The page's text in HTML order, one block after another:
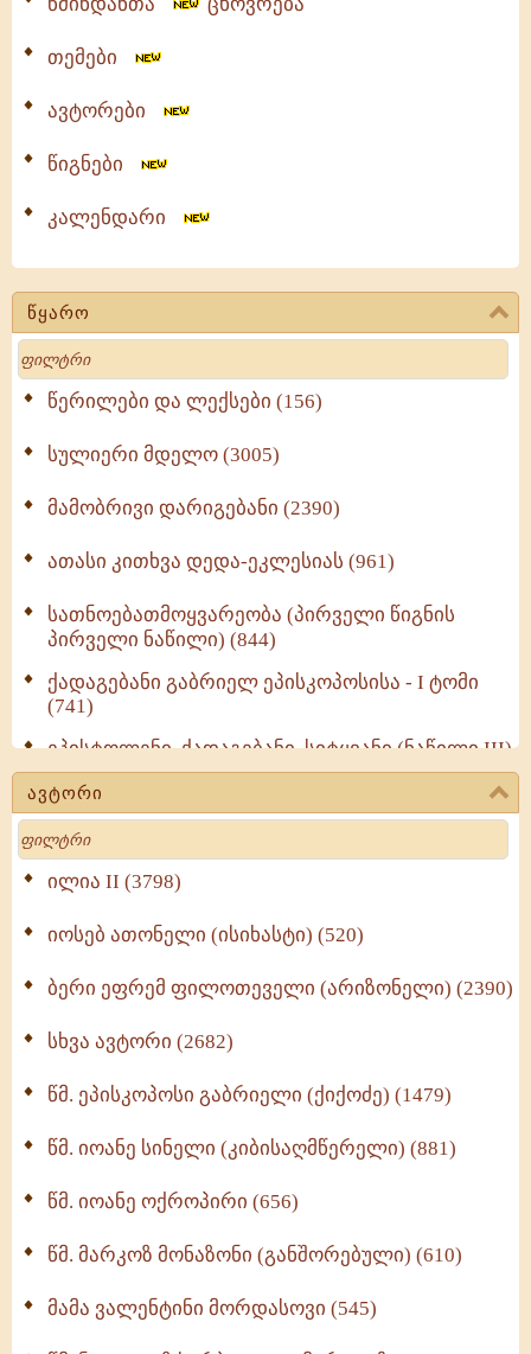
თემები
ავტორები
წიგნები
კალენდარი
წყარო
Search
წერილები და ლექსები (156)
სულიერი მდელო (3005)
მამობრივი დარიგებანი (2390)
ათასი კითხვა დედა-ეკლესიას (961)
სათნოებათმოყვარეობა (პირველი წიგნის
პირველი ნაწილი) (844)
ქადაგებანი გაბრიელ ეპისკოპოსისა - I ტომი
(741)
ეპისტოლენი, ქადაგებანი, სიტყვანი (ნაწილი III)
(723)
მოძღვრის ძალზე სასარგებლო რჩევები
მრევლისათვის (545)
Wisdomge (514)
ქადაგებანი გაბრიელ ეპისკოპოსისა - II ტომი
სულიერი ცხოვრების სახელმძღვანელო -
ნაწილი II (369)
ავტორი
Search
ილია II (3798)
იოსებ ათონელი (ისიხასტი) (520)
ბერი ეფრემ ფილოთეველი (არიზონელი) (2390)
სხვა ავტორი (2682)
წმ. ეპისკოპოსი გაბრიელი (ქიქოძე) (1479)
წმ. იოანე სინელი (კიბისაღმწერელი) (881)
წმ. იოანე ოქროპირი (656)
წმ. მარკოზ მონაზონი (განშორებული) (610)
მამა ვალენტინი მორდასოვი (545)